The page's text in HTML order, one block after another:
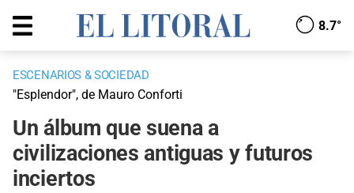
8.7°
ESCENARIOS & SOCIEDAD
"Esplendor", de Mauro Conforti
Un álbum que suena a
civilizaciones antiguas y futuros
inciertos